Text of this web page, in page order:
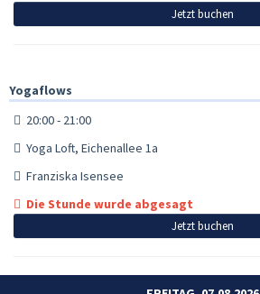
Jetzt buchen
Yogaflows
20:00 - 21:00
Yoga Loft, Eichenallee 1a
Franziska Isensee
Die Stunde wurde abgesagt
Jetzt buchen